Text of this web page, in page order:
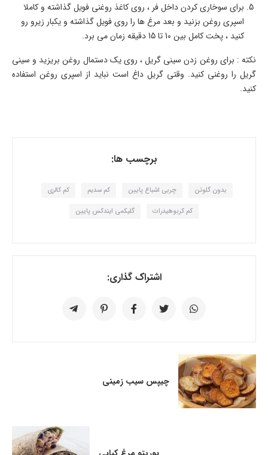
برای سوخاری کردن داخل فر ، روی کاغذ روغنی فویل گذاشته و کاملا
اسپری روغن بزنید و بعد مرغ ها را روی فویل گذاشته و یکبار زیرو رو
کنید ، پخت کامل بین 10 تا 15 دقیقه زمان می برد.
نکته : برای روغن زدن سینی گریل ، روی یک دستمال روغن بریزید و سینی
گریل را روغنی کنید. وقتی گریل داغ است نباید از اسپری روغن استفاده
کنید.
برچسب ها:
بدون گلوتن چربی اشباع پایین کم سدیم کم کالری
کم کربوهیدرات گلیکمی ایندکس پایین
اشتراک گذاری:
چیپس سیب زمینی